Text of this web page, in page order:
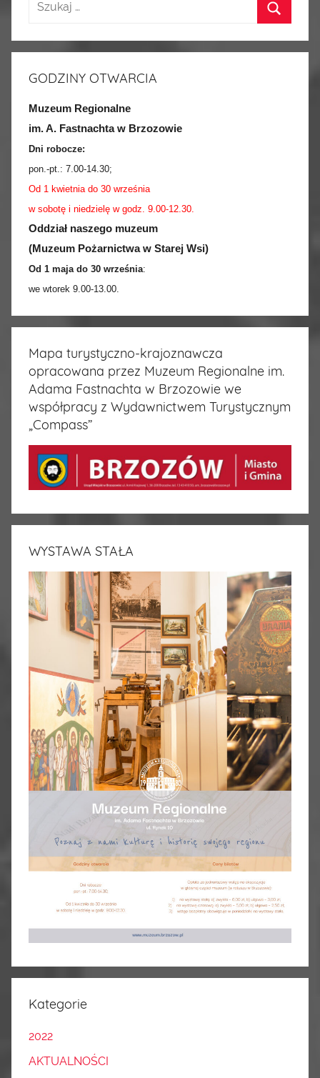
GODZINY OTWARCIA
Muzeum Regionalne
im. A. Fastnachta w Brzozowie
Dni robocze:
pon.-pt.: 7.00-14.30;
Od 1 kwietnia do 30 września
w sobotę i niedzielę w godz. 9.00-12.30.
Oddział naszego muzeum
(Muzeum Pożarnictwa w Starej Wsi)
Od 1 maja do 30 września:
we wtorek 9.00-13.00.
Mapa turystyczno-krajoznawcza
opracowana przez Muzeum Regionalne im.
Adama Fastnachta w Brzozowie we
współpracy z Wydawnictwem Turystycznym
„Compass”
WYSTAWA STAŁA
Kategorie
2022
AKTUALNOŚCI